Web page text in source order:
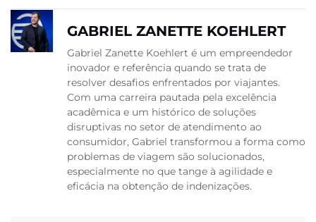
GABRIEL ZANETTE KOEHLERT
Gabriel Zanette Koehlert é um empreendedor
inovador e referência quando se trata de
resolver desafios enfrentados por viajantes.
Com uma carreira pautada pela excelência
acadêmica e um histórico de soluções
disruptivas no setor de atendimento ao
consumidor, Gabriel transformou a forma como
problemas de viagem são solucionados,
especialmente no que tange à agilidade e
eficácia na obtenção de indenizações.